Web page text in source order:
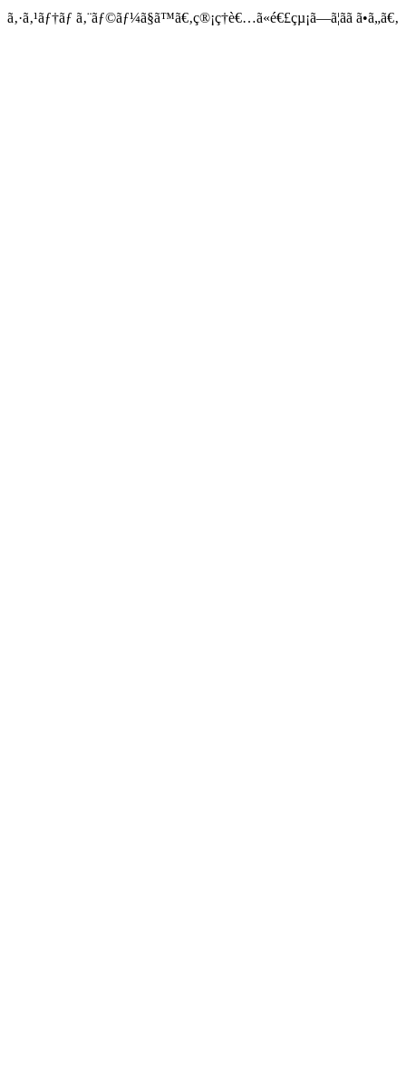
ã‚·ã‚¹ãƒ†ãƒ ã‚¨ãƒ©ãƒ¼ã§ã™ã€‚ç®¡ç†è€…ã«é€£çµ¡ã—ã¦ãã ã•ã„ã€‚